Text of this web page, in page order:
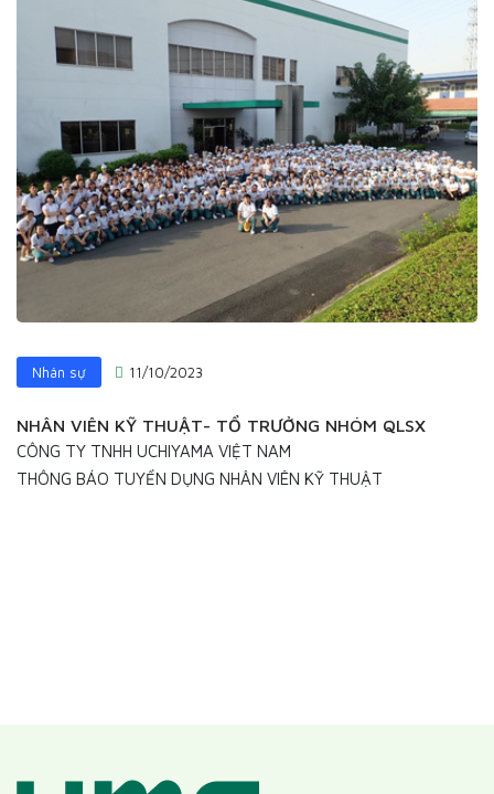
Nhân sự 11/10/2023
NHÂN VIÊN KỸ THUẬT- TỔ TRƯỞNG NHÓM QLSX
CÔNG TY TNHH UCHIYAMA VIỆT NAM
THÔNG BÁO TUYỂN DỤNG NHÂN VIÊN KỸ THUẬT